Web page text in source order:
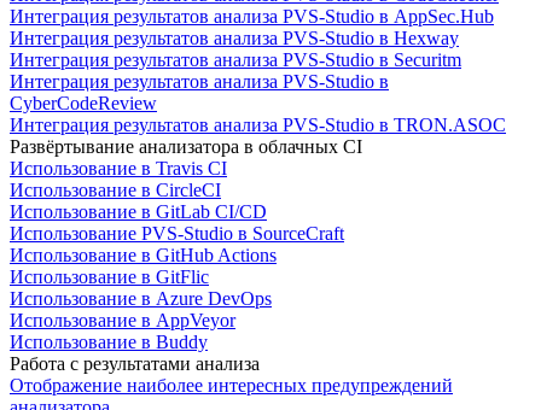
Интеграция результатов анализа PVS-Studio в AppSec.Hub
Интеграция результатов анализа PVS-Studio в Hexway
Интеграция результатов анализа PVS-Studio в Securitm
Интеграция результатов анализа PVS-Studio в
CyberCodeReview
Интеграция результатов анализа PVS-Studio в TRON.ASOC
Развёртывание анализатора в облачных CI
Использование в Travis CI
Использование в CircleCI
Использование в GitLab CI/CD
Использование PVS-Studio в SourceCraft
Использование в GitHub Actions
Использование в GitFlic
Использование в Azure DevOps
Использование в AppVeyor
Использование в Buddy
Работа с результатами анализа
Отображение наиболее интересных предупреждений